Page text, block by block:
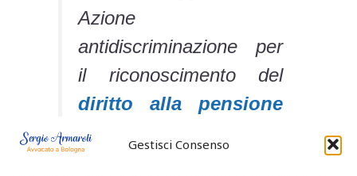
Gestisci Consenso
Azione
antidiscriminazione per
il riconoscimento del
diritto alla pensione
indiretta